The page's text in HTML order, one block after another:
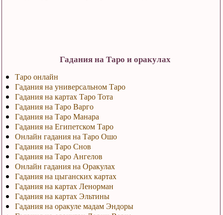
Гадания на Таро и оракулах
Таро онлайн
Гадания на универсальном Таро
Гадания на картах Таро Тота
Гадания на Таро Варго
Гадания на Таро Манара
Гадания на Египетском Таро
Онлайн гадания на Таро Ошо
Гадания на Таро Снов
Гадания на Таро Ангелов
Онлайн гадания на Оракулах
Гадания на цыганских картах
Гадания на картах Ленорман
Гадания на картах Эльтины
Гадания на оракуле мадам Эндоры